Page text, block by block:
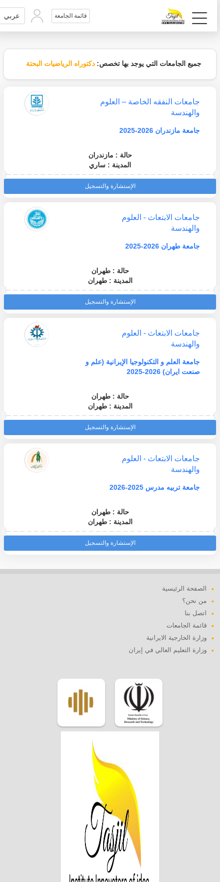
قائمة الجامعة عربي
جميع الجامعات التي يوجد بها تخصص:دكتوراه الرياضيات البحتة
جامعات النفقه الخاصة – العلوم
والهندسة
جامعة مازندران 2026-2025
حالة : مازندران
المدينة : ساري
الإستشارة والتسجيل
جامعات الابتعاث - العلوم
والهندسة
جامعة طهران 2026-2025
حالة : طهران
المدينة : طهران
الإستشارة والتسجيل
جامعات الابتعاث - العلوم
والهندسة
جامعة العلم و التكنولوجيا الإيرانية (علم و
صنعت ايران) 2026-2025
حالة : طهران
المدينة : طهران
الإستشارة والتسجيل
جامعات الابتعاث - العلوم
والهندسة
جامعة تربيه مدرس 2025-2026
حالة : طهران
المدينة : طهران
الإستشارة والتسجيل
الصفحة الرئيسية
من نحن؟
اتصل بنا
قائمة الجامعات
وزارة الخارجية الايرانية
وزارة التعليم العالي في إيران